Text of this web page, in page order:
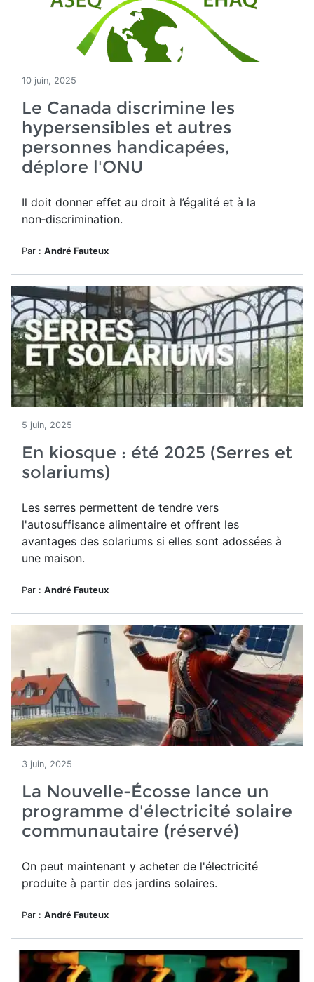
10 juin, 2025
Le Canada discrimine les
hypersensibles et autres
personnes handicapées,
déplore l'ONU
Il doit donner effet au droit à l’égalité et à la
non‑discrimination.
Par : André Fauteux
5 juin, 2025
En kiosque : été 2025 (Serres et
solariums)
Les serres permettent de tendre vers
l'autosuffisance alimentaire et offrent les
avantages des solariums si elles sont adossées à
une maison.
Par : André Fauteux
3 juin, 2025
La Nouvelle-Écosse lance un
programme d'électricité solaire
communautaire (réservé)
On peut maintenant y acheter de l'électricité
produite à partir des jardins solaires.
Par : André Fauteux